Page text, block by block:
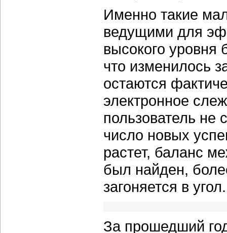
Именно такие
ведущими для
высокого уровня
что изменилось
остаются
электронное
пользователь не
число новых
растет, баланс
был найден,
загоняется в угол.
За прошедший